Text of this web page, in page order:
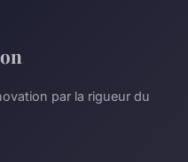
par la rigueur du